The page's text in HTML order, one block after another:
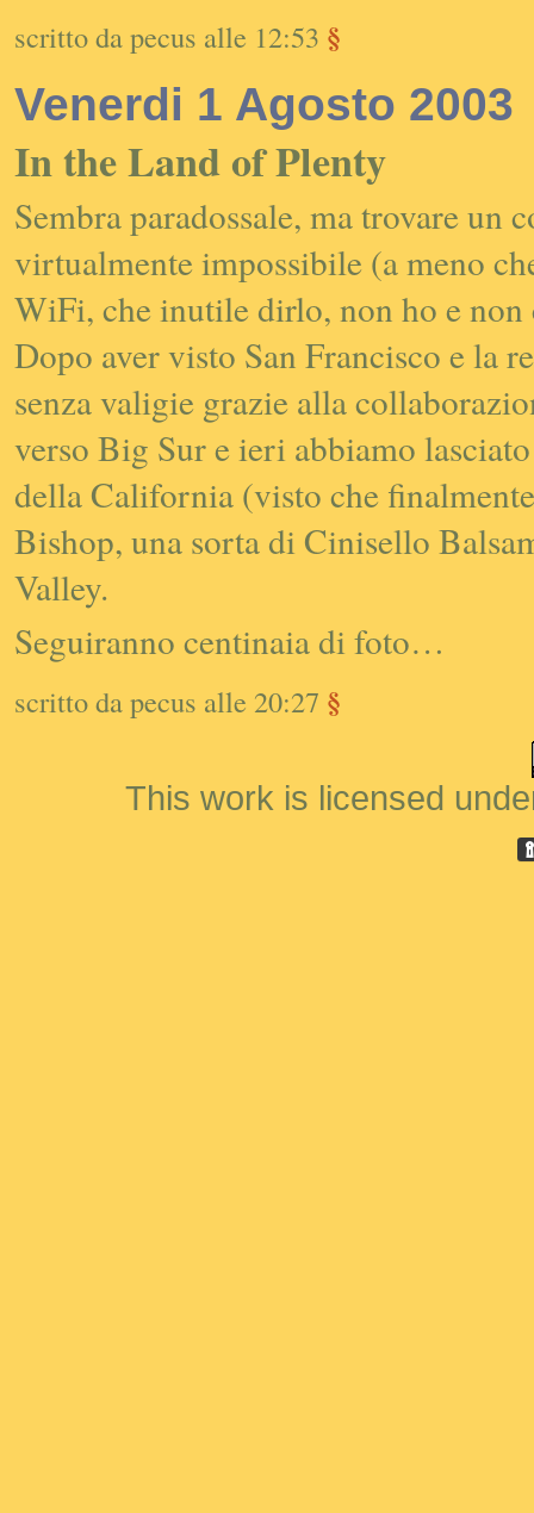
scritto da pecus alle 12:53 §
Venerdi 1 Agosto 2003
In the Land of Plenty
Sembra paradossale, ma trovare
virtualmente impossibile (a meno
WiFi, che inutile dirlo, non ho e
Dopo aver visto San Francisco e la
senza valigie grazie alla
verso Big Sur e ieri abbiamo
della California (visto che
Bishop, una sorta di Cinisello
Valley.
Seguiranno centinaia di foto…
scritto da pecus alle 20:27 §
This work is licensed